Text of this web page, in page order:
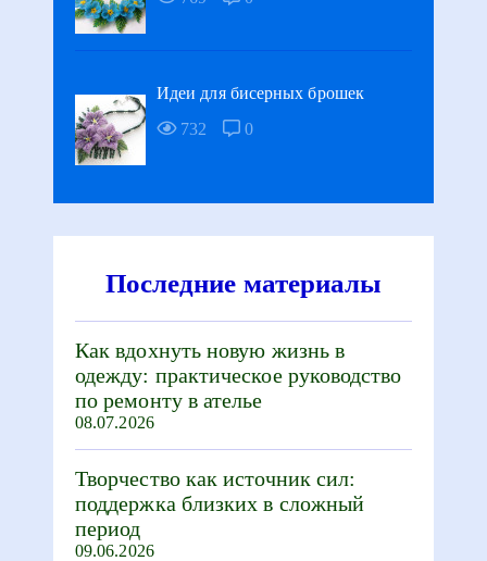
Идеи для бисерных брошек
732
0
Последние материалы
Как вдохнуть новую жизнь в
одежду: практическое руководство
по ремонту в ателье
08.07.2026
Творчество как источник сил:
поддержка близких в сложный
период
09.06.2026